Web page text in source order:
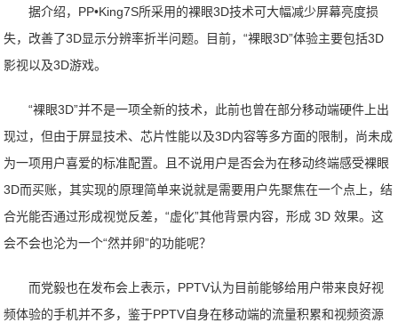
据介绍，PP•King7S所采用的裸眼3D技术可大幅减少屏幕亮度损
失，改善了3D显示分辨率折半问题。目前，“裸眼3D”体验主要包括3D
影视以及3D游戏。
“裸眼3D”并不是一项全新的技术，此前也曾在部分移动端硬件上出
现过，但由于屏显技术、芯片性能以及3D内容等多方面的限制，尚未成
为一项用户喜爱的标准配置。且不说用户是否会为在移动终端感受裸眼
3D而买账，其实现的原理简单来说就是需要用户先聚焦在一个点上，结
合光能否通过形成视觉反差，“虚化”其他背景内容，形成 3D 效果。这
会不会也沦为一个“然并卵”的功能呢？
而党毅也在发布会上表示，PPTV认为目前能够给用户带来良好视
频体验的手机并不多，鉴于PPTV自身在移动端的流量积累和视频资源